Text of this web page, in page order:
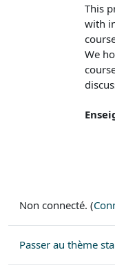
This
with
We
Non connecté. (
Passer au thème